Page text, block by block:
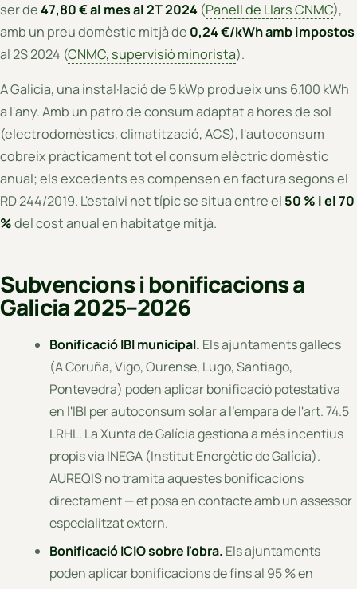
ser de47,80 € al mes al 2T 2024 (Panell de Llars CNMC),
amb un preu domèstic mitjà de 0,24 €/kWh amb impostos
al 2S 2024 (CNMC, supervisió minorista).
A Galicia, una instal·lació de 5 kWp produeix uns 6.100 kWh
a l'any. Amb un patró de consum adaptat a hores de sol
(electrodomèstics, climatització, ACS), l'autoconsum
cobreix pràcticament tot el consum elèctric domèstic
anual; els excedents es compensen en factura segons el
RD 244/2019. L'estalvi net típic se situa entre el 50 % i el 70
%del cost anual en habitatge mitjà.
Subvencions i bonificacions a
Galicia 2025–2026
Bonificació IBI municipal. Els ajuntaments gallecs
(A Coruña, Vigo, Ourense, Lugo, Santiago,
Pontevedra) poden aplicar bonificació potestativa
en l'IBI per autoconsum solar a l'empara de l'art. 74.5
LRHL. La Xunta de Galícia gestiona a més incentius
propis via INEGA (Institut Energètic de Galícia).
AUREQIS no tramita aquestes bonificacions
directament — et posa en contacte amb un assessor
especialitzat extern.
Bonificació ICIO sobre l'obra. Els ajuntaments
poden aplicar bonificacions de fins al 95 % en